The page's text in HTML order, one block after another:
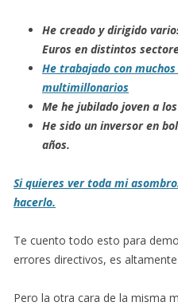
He creado y dirigido
Euros en distintos
He trabajado con
multimillonarios
Me he jubilado joven a
He sido un inversor en
años.
Si quieres ver toda mi
hacerlo.
Te cuento todo esto para
errores directivos, es
Pero la otra cara de la misma